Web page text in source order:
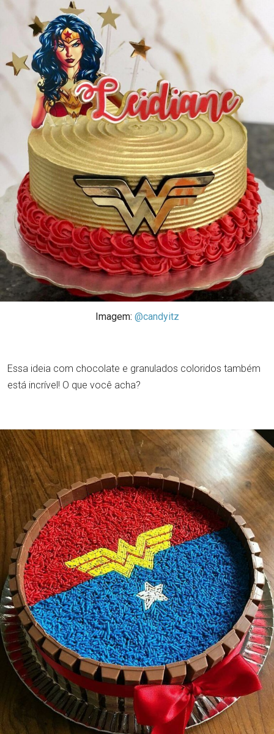
Imagem: @candyitz
Essa ideia com chocolate e granulados coloridos também
está incrível! O que você acha?